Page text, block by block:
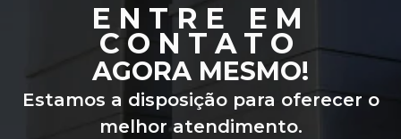
ENTRE EM
CONTATO
AGORA MESMO!
Estamos a disposição para oferecer o
melhor atendimento.